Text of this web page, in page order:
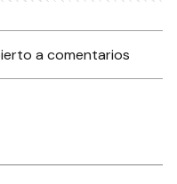
a comentarios